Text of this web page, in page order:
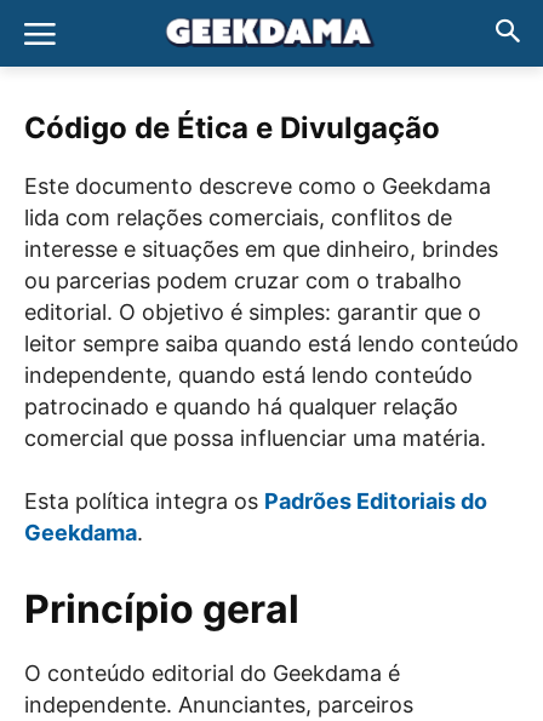
Código de Ética e Divulgação
Este documento descreve como o Geekdama
lida com relações comerciais, conflitos de
interesse e situações em que dinheiro, brindes
ou parcerias podem cruzar com o trabalho
editorial. O objetivo é simples: garantir que o
leitor sempre saiba quando está lendo conteúdo
independente, quando está lendo conteúdo
patrocinado e quando há qualquer relação
comercial que possa influenciar uma matéria.
Esta política integra os Padrões Editoriais do
Geekdama.
Princípio geral
O conteúdo editorial do Geekdama é
independente. Anunciantes, parceiros